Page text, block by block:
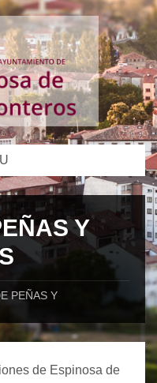
Y
PEÑAS Y
de Espinosa de